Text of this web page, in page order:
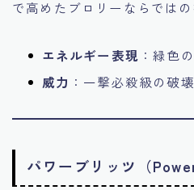
で高めたブロリーならではの
エネルギー表現 ：緑色
威力 ：一撃必殺級の破
パワーブリッツ（